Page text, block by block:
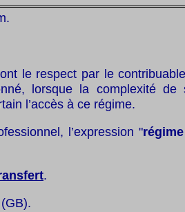
le respect par le
lorsque la complexité de
l’accès à ce régime.
l’expression "
.
(GB).